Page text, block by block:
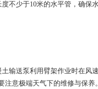
少于10米的水平管，确保
输送泵利用臂架作业时在风
注意极端天气下的维修与保养。